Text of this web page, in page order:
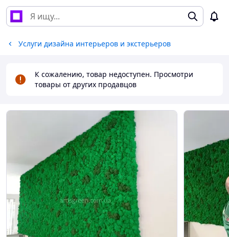
Услуги дизайна интерьеров и экстерьеров
К сожалению, товар недоступен. Просмотри
товары от других продавцов